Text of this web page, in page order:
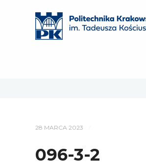
28 MARCA 2023
096-3-2